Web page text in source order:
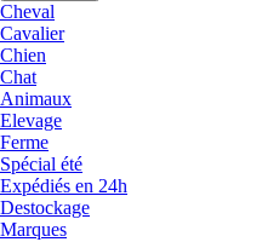
Cheval
Cavalier
Chien
Chat
Animaux
Elevage
Ferme
Spécial été
Expédiés en 24h
Destockage
Marques